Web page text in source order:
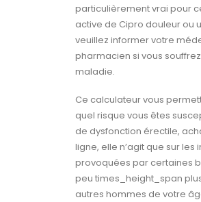
particulièrement vrai pour
active de Cipro douleur ou
veuillez informer votre
pharmacien si vous
maladie.
Ce calculateur vous
quel risque vous êtes
de dysfonction érectile,
ligne, elle n’agit que sur les
provoquées par certaines
peu times_height_span
autres hommes de votre